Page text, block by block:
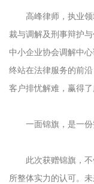
高峰律师，执业
裁与调解及刑事辩护
中小企业协会调解中
终站在法律服务的前
客户排忧解难，赢得了
一面锦旗，是一
此次获赠锦旗，
所整体实力的认可。